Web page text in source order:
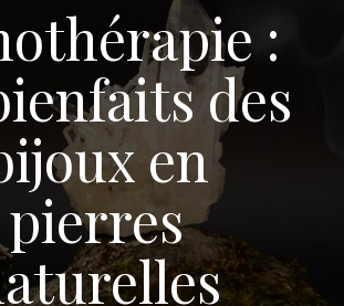
:
des
en
pierres